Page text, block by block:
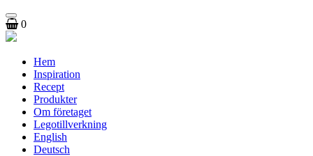
Toggle
navigation
0
Hem
Inspiration
Recept
Produkter
Om företaget
Legotillverkning
English
Deutsch